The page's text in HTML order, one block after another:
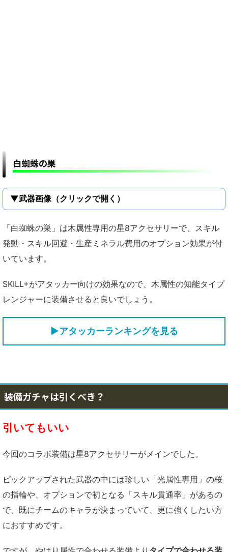
白蜘蛛の巣
▼武器画像（クリックで開く）
「白蜘蛛の巣」は木属性専用の星8アクセサリーで、スキル
発動・スキル回避・生産ミネラル費用のオプション効果が付
いています。
SKILL+がアタッカー向けの効果なので、木属性の知能タイプ
レンジャーに装備させると良いでしょう。
▶アタッカーランキングを見る
装備ガチャは引くべき？
引いてもいい
今回のコラボ装備は星8アクセサリーがメインでした。
ピックアップされた武器の中には珍しい「光属性専用」の桜
の指輪や、オプションで初となる「スキル貫通率」があるの
で、既にチームのキャラが決まっていて、更に強くしたい方
におすすめです。